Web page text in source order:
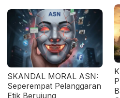
SKANDAL MORAL ASN:
Seperempat Pelanggaran
Etik Berujung